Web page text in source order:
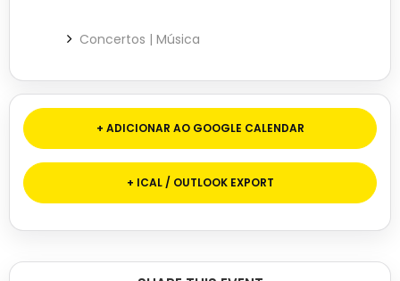
Concertos | Música
+ ADICIONAR AO GOOGLE CALENDAR
+ ICAL / OUTLOOK EXPORT